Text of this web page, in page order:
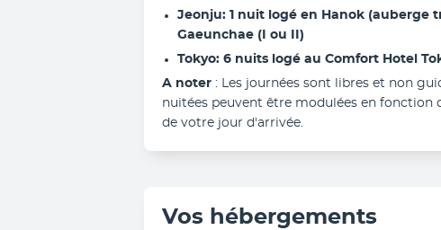
Jeonju: 1 nuit logé en Hanok (auberge
Gaeunchae (I ou II)
Tokyo: 6 nuits logé au Comfort Hotel
A noter : Les journées sont libres et non
nuitées peuvent être modulées en fonction
de votre jour d'arrivée.
Vos hébergements